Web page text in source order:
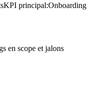
KPI principal:Onboarding
en scope et jalons